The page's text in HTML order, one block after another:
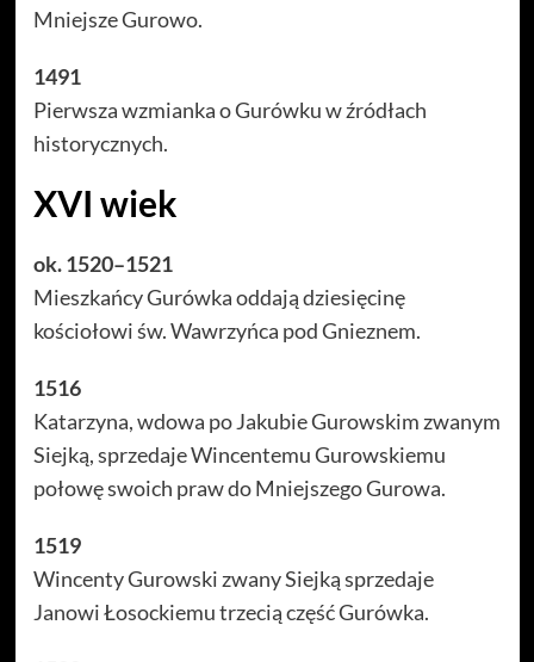
Mniejsze Gurowo.
1491
Pierwsza wzmianka o Gurówku w źródłach
historycznych.
XVI wiek
ok. 1520–1521
Mieszkańcy Gurówka oddają dziesięcinę
kościołowi św. Wawrzyńca pod Gnieznem.
1516
Katarzyna, wdowa po Jakubie Gurowskim zwanym
Siejką, sprzedaje Wincentemu Gurowskiemu
połowę swoich praw do Mniejszego Gurowa.
1519
Wincenty Gurowski zwany Siejką sprzedaje
Janowi Łosockiemu trzecią część Gurówka.